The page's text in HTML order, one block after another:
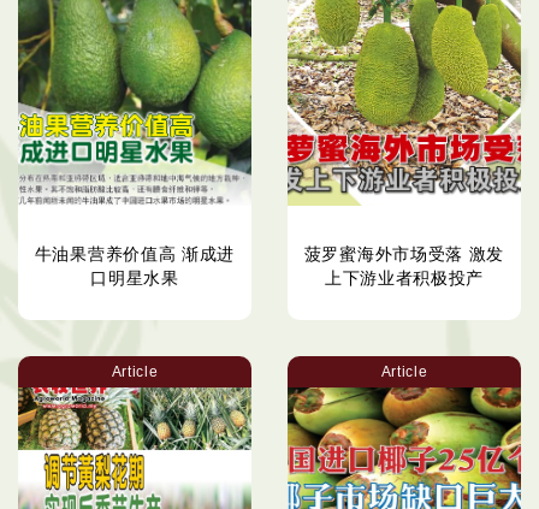
牛油果营养价值高 渐成进
口明星水果
菠罗蜜海外市场受落 激发
上下游业者积极投产
Article Article